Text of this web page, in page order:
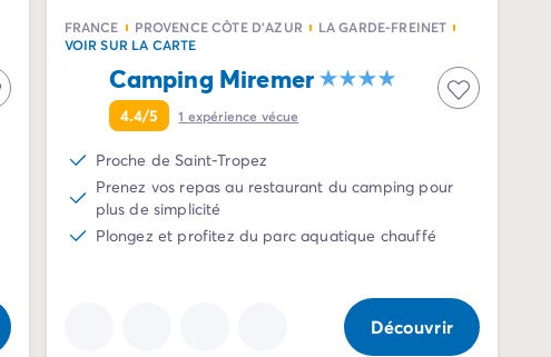
FRANCE PROVENCE CÔTE D'AZUR
LA GARDE-FREINET
VOIR SUR LA CARTE
Camping Miremer
4.4/5 1 expérience vécue
Proche de Saint-Tropez
Prenez vos repas au restaurant du camping pour
plus de simplicité
Plongez et profitez du parc aquatique chauffé
Découvrir